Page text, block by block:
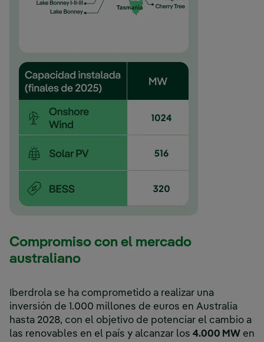
Compromiso con el mercado
australiano
Iberdrola se ha comprometido a realizar una
inversión de 1.000 millones de euros en Australia
hasta 2028, con el objetivo de potenciar el cambio a
las renovables en el país y alcanzar los 4.000 MW en